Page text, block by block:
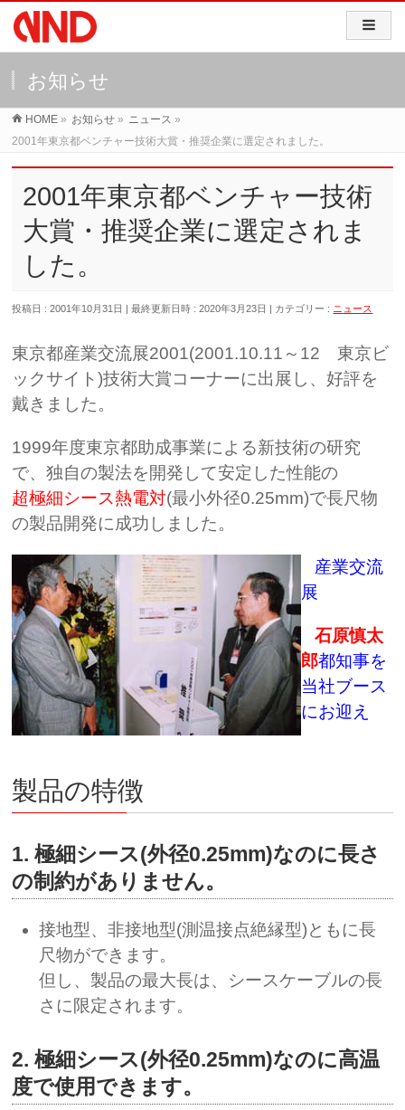
お知らせ
HOME » お知らせ » ニュース »
2001年東京都ベンチャー技術大賞・推奨企業に選定されました。
2001年東京都ベンチャー技術
大賞・推奨企業に選定されま
した。
投稿日 : 2001年10月31日 最終更新日時 : 2020年3月23日 カテゴリー : ニュース
東京都産業交流展2001(2001.10.11～12 東京ビ
ックサイト)技術大賞コーナーに出展し、好評を
戴きました。
1999年度東京都助成事業による新技術の研究
で、独自の製法を開発して安定した性能の
超極細シース熱電対(最小外径0.25mm)で長尺物
の製品開発に成功しました。
産業交流
展
石原慎太
郎都知事を
当社ブース
にお迎え
製品の特徴
1. 極細シース(外径0.25mm)なのに長さ
の制約がありません。
接地型、非接地型(測温接点絶縁型)ともに長
尺物ができます。
但し、製品の最大長は、シースケーブルの長
さに限定されます。
2. 極細シース(外径0.25mm)なのに高温
度で使用できます。